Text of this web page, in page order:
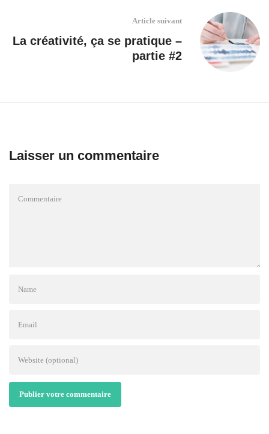
Article suivant
La créativité, ça se pratique –
partie #2
Laisser un commentaire
Publier votre commentaire